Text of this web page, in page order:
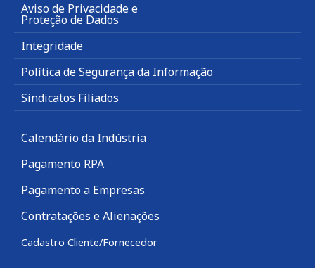
Aviso de Privacidade e
Proteção de Dados
Integridade
Política de Segurança da Informação
Sindicatos Filiados
Calendário da Indústria
Pagamento RPA
Pagamento a Empresas
Contratações e Alienações
Cadastro Cliente/Fornecedor